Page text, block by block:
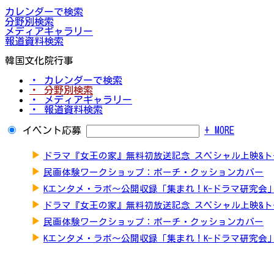
カレンダーで検索
分野別検索
メディアギャラリー
報道資料検索
韓国文化院行事
・ カレンダーで検索
・ 分野別検索
・ メディアギャラリー
・ 報道資料検索
イベント応募 + MORE
▶ ドラマ『女王の家』無料初放送記念 スペシャル上映&
▶ 民画体験ワークショップ：ポーチ・クッションカバー
▶ Kエンタメ・ラボ～公開収録「集まれ！K-ドラマ研究会」
▶ ドラマ『女王の家』無料初放送記念 スペシャル上映&
▶ 民画体験ワークショップ：ポーチ・クッションカバー
▶ Kエンタメ・ラボ～公開収録「集まれ！K-ドラマ研究会」